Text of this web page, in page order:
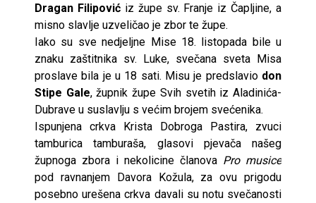
Dragan Filipovićiz župe sv. Franje iz Čapljine, a
misno slavlje uzveličao je zbor te župe.
Iako su sve nedjeljne Mise 18. listopada bile u
znaku zaštitnika sv. Luke, svečana sveta Misa
proslave bila je u 18 sati. Misu je predslavio don
Stipe Gale, župnik župe Svih svetih iz Aladinića-
Dubrave u suslavlju s većim brojem svećenika.
Ispunjena crkva Krista Dobroga Pastira, zvuci
tamburica tamburaša, glasovi pjevača našeg
župnoga zbora i nekolicine članova Pro musice
pod ravnanjem Davora Kožula, za ovu prigodu
posebno urešena crkva davali su notu svečanosti